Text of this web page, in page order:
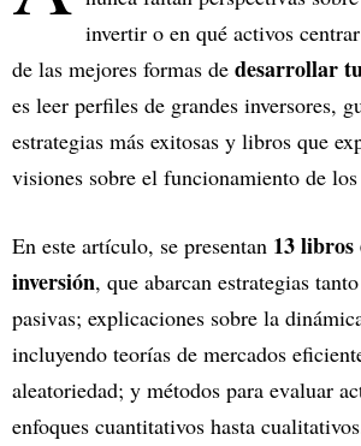
invertir o en qué activos
de las mejores formas de desarrollar
es leer perfiles de grandes inversores,
estrategias más exitosas y libros que
visiones sobre el funcionamiento de los
En este artículo, se presentan 13 libros
inversión, que abarcan estrategias
pasivas; explicaciones sobre la
incluyendo teorías de mercados
aleatoriedad; y métodos para evaluar
enfoques cuantitativos hasta